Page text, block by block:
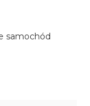
samochód